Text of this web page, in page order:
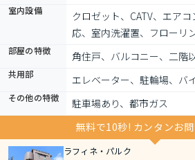
室内設備
クロゼット、CATV、エア
応、室内洗濯置、フローリ
部屋の特徴 角住戸、バルコニー、二階
共用部 エレベーター、駐輪場、バ
その他の特徴
駐車場あり、都市ガス
無料で10秒! カンタンお
ラフィネ・パルク